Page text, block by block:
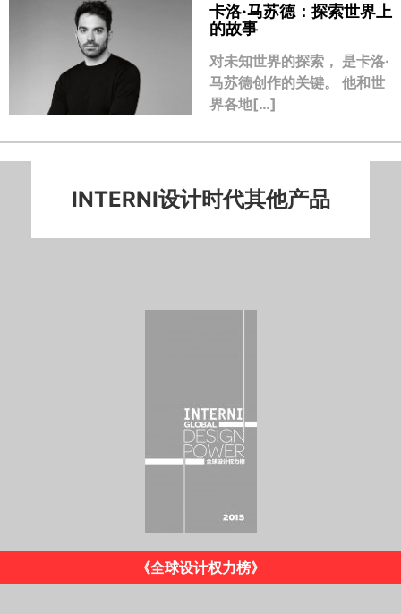
卡洛·马苏德：探索世界上
的故事
对未知世界的探索， 是卡洛·
马苏德创作的关键。 他和世
界各地[…]
INTERNI设计时代其他产品
《INTERNI》意大利版